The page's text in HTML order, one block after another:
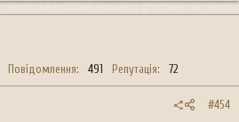
Повідомлення 491 Репутація 72
#454